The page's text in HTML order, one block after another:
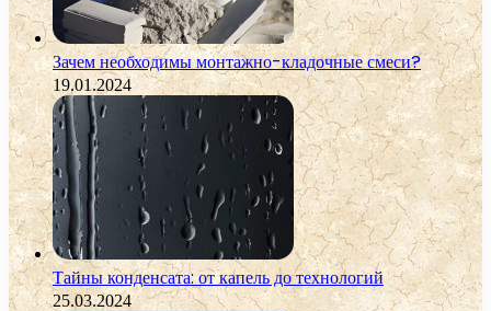
Зачем необходимы монтажно-кладочные смеси?
19.01.2024
Тайны конденсата: от капель до технологий
25.03.2024